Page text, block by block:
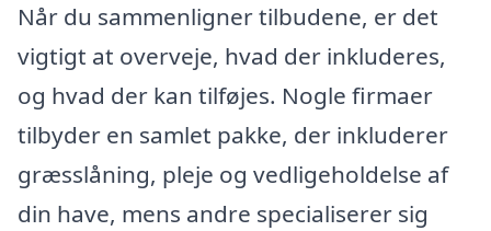
Når du sammenligner tilbudene, er det
vigtigt at overveje, hvad der inkluderes,
og hvad der kan tilføjes. Nogle firmaer
tilbyder en samlet pakke, der inkluderer
græsslåning, pleje og vedligeholdelse af
din have, mens andre specialiserer sig